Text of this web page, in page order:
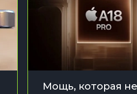
Мощь, которая не